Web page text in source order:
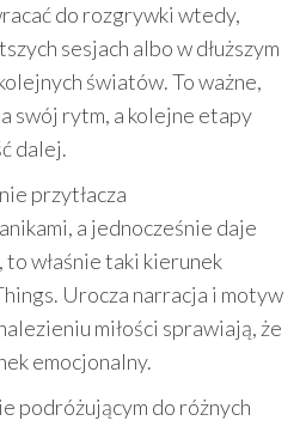
do rozgrywki wtedy,
sesjach albo w dłuższym
światów. To ważne,
swój rytm, a kolejne etapy
dalej.
przytłacza
a jednocześnie daje
właśnie taki kierunek
Urocza narracja i motyw
miłości sprawiają, że
emocjonalny.
podróżującym do różnych